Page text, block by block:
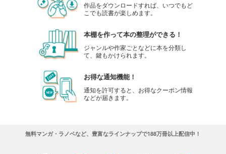
作品をダウンロードすれば、いつでもど
こでも読書が楽しめます。
本棚を作って本の整理ができる！
ジャンルや作家ごとなどに本を分類し
て、鍵もかけられます。
お得な通知機能！
通知を許可すると、お得なクーポン情報
などが届きます。
無料マンガ・ラノベなど、豊富なラインナップで188万冊以上配信中！